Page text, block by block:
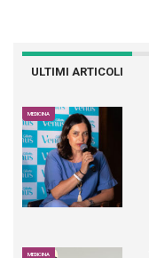
ULTIMI ARTICOLI
MEDICINA
MEDICINA